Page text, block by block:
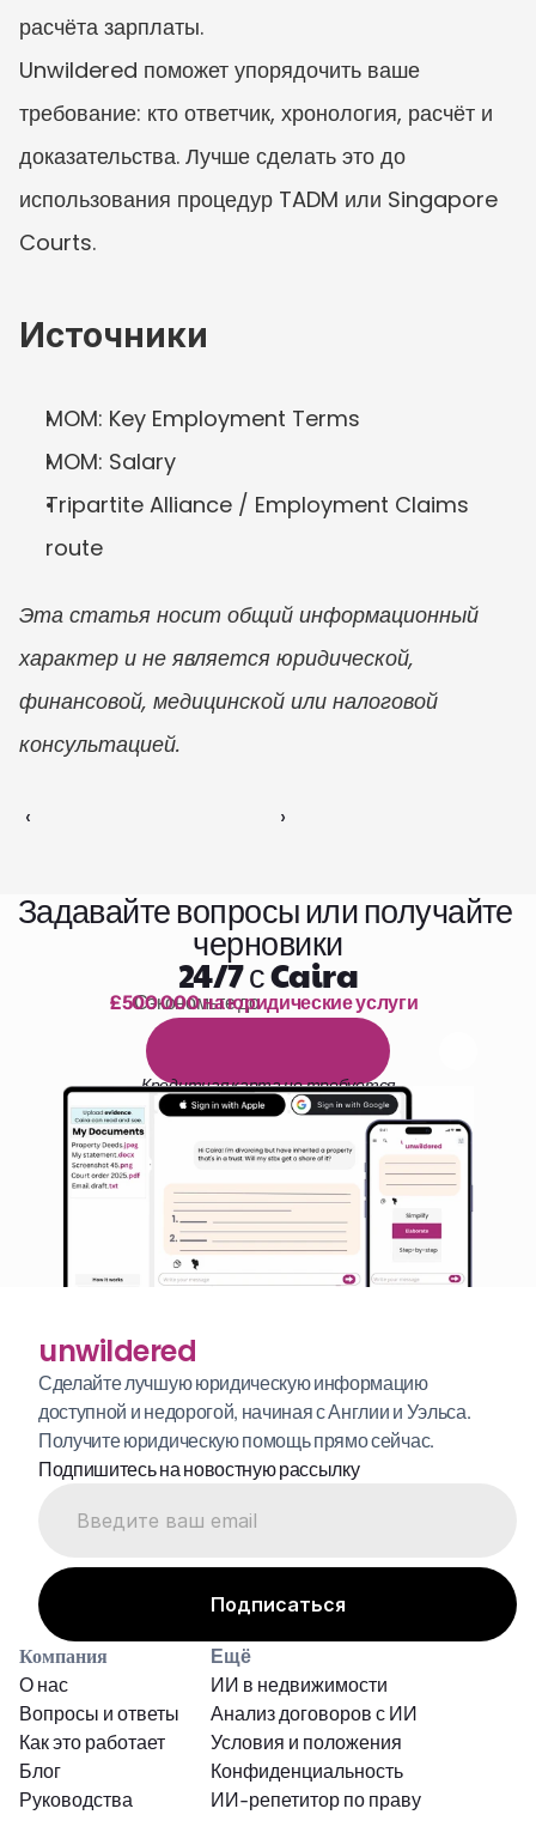
расчёта зарплаты.
Unwildered поможет упорядочить ваше
требование: кто ответчик, хронология, расчёт и
доказательства. Лучше сделать это до
использования процедур TADM или Singapore
Courts.
Источники
MOM: Key Employment Terms
MOM: Salary
Tripartite Alliance / Employment Claims
route
Эта статья носит общий информационный
характер и не является юридической,
финансовой, медицинской или налоговой
консультацией.
‹ ›
Задавайте вопросы или получайте
черновики
24/7 с Caira
1 000 часов чтения
Сэкономьте до
£500 000 на юридические услуги
ы е
Кредитная карта не требуется
unwildered
Сделайте лучшую юридическую информацию
доступной и недорогой, начиная с Англии и Уэльса.
Получите юридическую помощь прямо сейчас.
Подпишитесь на новостную рассылку
Компания
О нас
Вопросы и ответы
Как это работает
Блог
Руководства
Ещё
Условия и положения
Анализ договоров с ИИ
ИИ-репетитор по праву
Конфиденциальность
ИИ в недвижимости